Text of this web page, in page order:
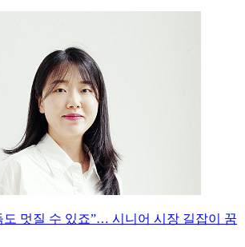
도 멋질 수 있죠”… 시니어 시장 길잡이 꿈